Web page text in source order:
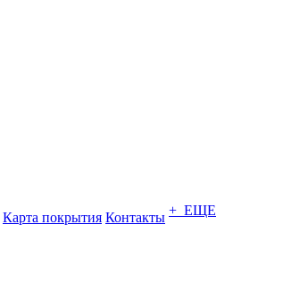
Карта покрытия Контакты + ЕЩЕ